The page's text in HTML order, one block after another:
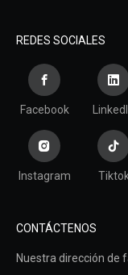
REDES SOCIALES
Facebook
Instagram
CONTÁCTENOS
Nuestra dirección de